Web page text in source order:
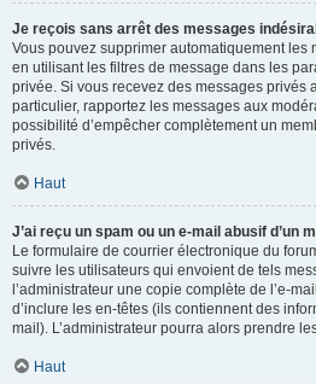
Je reçois sans arrêt des messages
Vous pouvez supprimer automatiquement les
en utilisant les filtres de message dans les
privée. Si vous recevez des messages privés
particulier, rapportez les messages aux
possibilité d’empêcher complètement un
privés.
Haut
J’ai reçu un spam ou un e-mail abusif d’un
Le formulaire de courrier électronique du
suivre les utilisateurs qui envoient de tels
l’administrateur une copie complète de l’e-
d’inclure les en-têtes (ils contiennent des
mail). L’administrateur pourra alors prendre
Haut